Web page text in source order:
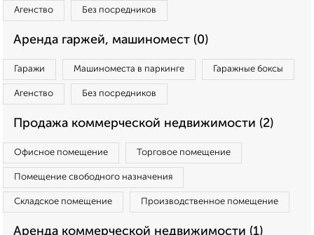
Агенство Без посредников
Аренда гаржей, машиномест (0)
Гаражи Машиноместа в паркинге Гаражные боксы
Агенство Без посредников
Продажа коммерческой недвижимости (2)
Офисное помещение Торговое помещение
Помещение свободного назначения
Складское помещение Производственное помещение
Аренда коммерческой недвижимости (1)